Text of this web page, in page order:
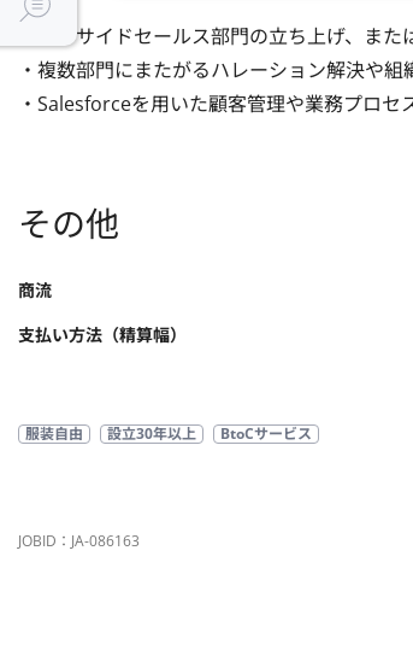
・インサイドセールス部門の立ち上げ、ま
・複数部門にまたがるハレーション解決や
・Salesforceを用いた顧客管理や業務プロセ
その他
商流
支払い方法（精算幅）
服装自由 設立30年以上 BtoCサービス
JOBID：JA-086163